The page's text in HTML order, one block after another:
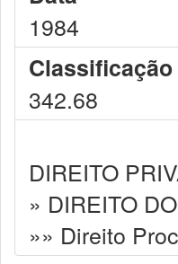
1984
Classificação
342.68
DIREITO
» DIREITO
»» Direito